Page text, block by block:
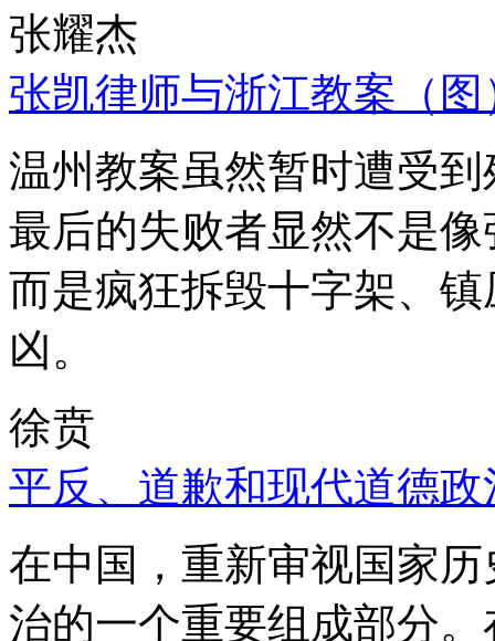
张耀杰
张凯律师与浙江教案（图
温州教案虽然暂时遭受
最后的失败者显然不是
而是疯狂拆毁十字架、
凶。
徐贲
平反、道歉和现代道德政
在中国，重新审视国家
治的一个重要组成部分